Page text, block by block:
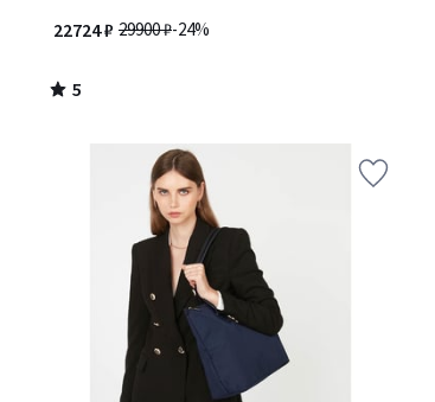
29900 ₽-24%
22724 ₽
5
/